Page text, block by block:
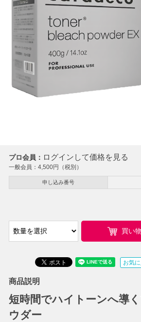
プロ会員： ログインして価格を見る
一般会員： 4,500円（税別）
申し込み番号
買い
お気
商品説明
短時間でハイトーンへ導
ウダー